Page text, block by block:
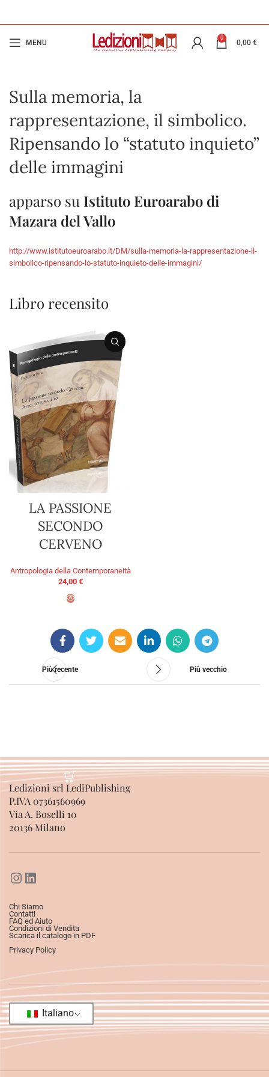
MENU
0
0,00 €
Sulla memoria, la
rappresentazione, il simbolico.
Ripensando lo “statuto inquieto”
delle immagini
apparso su Istituto Euroarabo di
Mazara del Vallo
http://www.istitutoeuroarabo.it/DM/sulla-memoria-la-rappresentazione-il-
simbolico-ripensando-lo-statuto-inquieto-delle-immagini/
Libro recensito
LA PASSIONE
SECONDO
CERVENO
Antropologia della Contemporaneità
24,00 €
Più recente Più vecchio
Ledizioni srl LediPublishing
P.IVA 07361560969
Via A. Boselli 10
20136 Milano
Chi Siamo
Contatti
FAQ ed Aiuto
Condizioni di Vendita
Scarica il catalogo in PDF
Privacy Policy
Italiano